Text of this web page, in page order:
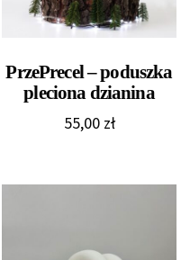
PrzePrecel – poduszka
pleciona dzianina
55,00 zł